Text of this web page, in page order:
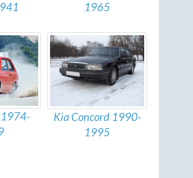
1965
1974-
Kia Concord 1990-
1995